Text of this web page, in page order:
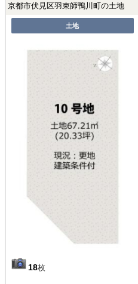
京都市伏見区羽束師鴨川町の土地
土地
18枚